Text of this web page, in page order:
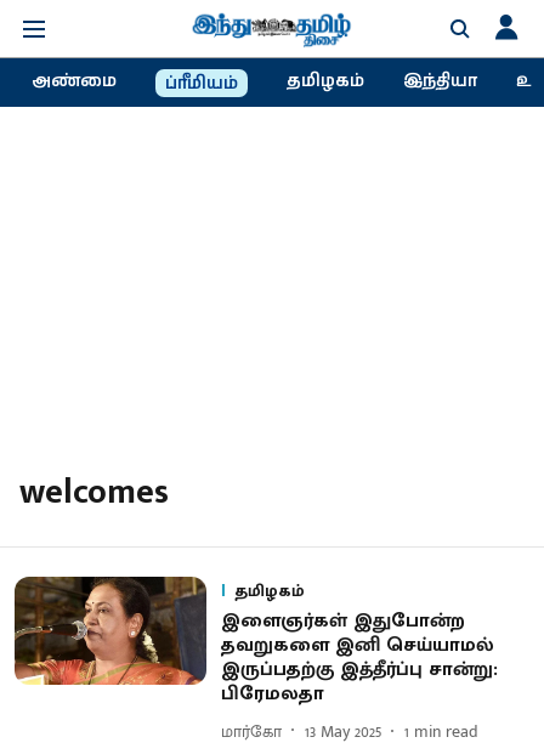
அண்மை ப்ரீமியம் தமிழகம் இந்தியா
welcomes
தமிழகம்
இளைஞர்கள் இதுபோன்ற
தவறுகளை இனி செய்யாமல்
இருப்பதற்கு இத்தீர்ப்பு சான்று:
பிரேமலதா
மார்கோ 13 May 2025 1 min read